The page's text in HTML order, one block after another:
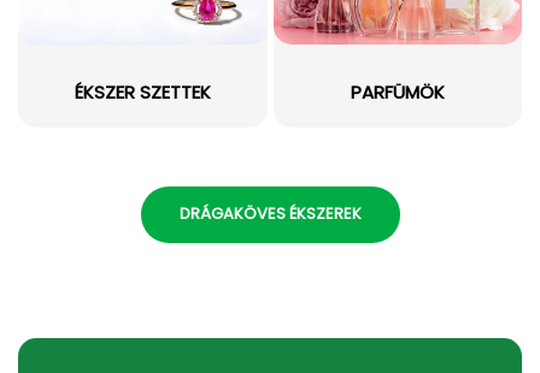
ÉKSZER SZETTEK PARFÜMÖK
DRÁGAKÖVES ÉKSZEREK